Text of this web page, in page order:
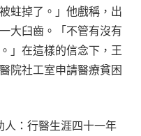
蛀掉了。」他戲稱，出
大臼齒。「不管有沒有
」在這樣的信念下，王
院社工室申請醫療貧困
：行醫生涯四十一年